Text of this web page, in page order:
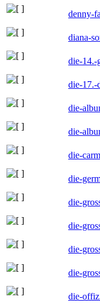
denny-
diana-
die-14.-
die-17.-
die-
die-
die-
die-
die-
die-
die-
die-
die-